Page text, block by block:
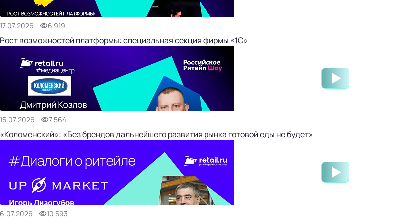
17.07.2026 6 919
Рост возможностей платформы: специальная секция фирмы «1С»
15.07.2026 7 564
«Коломенский»: «Без брендов дальнейшего развития рынка готовой еды не будет»
6.07.2026 10 593